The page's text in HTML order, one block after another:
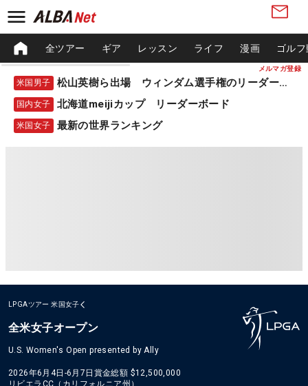
メルマガ登録
全ツアー ギア レッスン ライフ 漫画 ゴル
米国男子 松山英樹ら出場 ウィンダム選手権のリーダーボード
国内女子 北海道meijiカップ リーダーボード
米国女子 最新の世界ランキング
LPGAツアー 米国女子
全米女子オープン
U.S. Women's Open presented by Ally
2026年6月4日-6月7日 賞金総額 $12,500,000